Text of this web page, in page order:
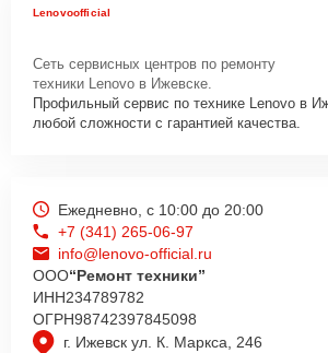
Lenovoofficial
Сеть сервисных центров по ремонту
техники Lenovo в Ижевске.
Профильный сервис по технике Lenovo в
любой сложности с гарантией качества.
г. Ижевск ул. К. Маркса, 246
Ежедневно, с 10:00 до 20:00
+7 (341) 265-06-97
info@lenovo-official.ru
ООО“Ремонт техники”
ИНН234789782
ОГРН98742397845098